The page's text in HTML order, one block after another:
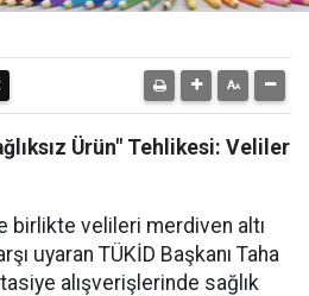
Ürün" Tehlikesi: Veliler
birlikte velileri merdiven altı
uyaran TÜKİD Başkanı Taha
alışverişlerinde sağlık